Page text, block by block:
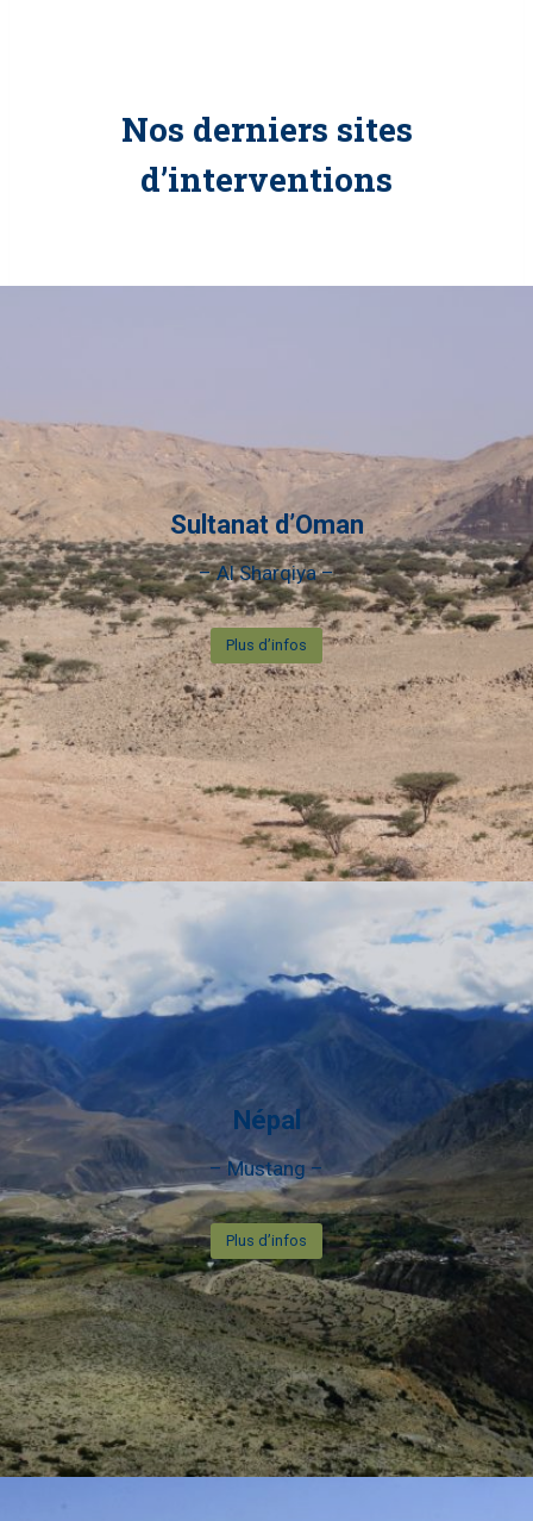
Nos derniers sites
d’interventions
Sultanat d’Oman
– Al Sharqiya –
Plus d’infos
Népal
– Mustang –
Plus d’infos